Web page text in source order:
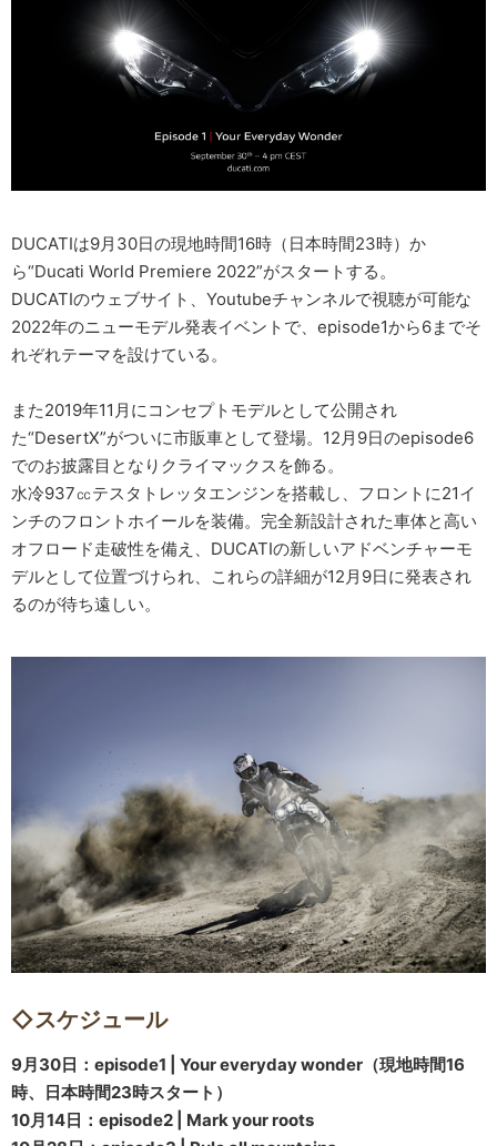
DUCATIは9月30日の現地時間16時（日本時間23時）か
ら“Ducati World Premiere 2022”がスタートする。
DUCATIのウェブサイト、Youtubeチャンネルで視聴が可能な
2022年のニューモデル発表イベントで、episode1から6までそ
れぞれテーマを設けている。
また2019年11月にコンセプトモデルとして公開され
た“DesertX”がついに市販車として登場。12月9日のepisode6
でのお披露目となりクライマックスを飾る。
水冷937㏄テスタトレッタエンジンを搭載し、フロントに21イ
ンチのフロントホイールを装備。完全新設計された車体と高い
オフロード走破性を備え、DUCATIの新しいアドベンチャーモ
デルとして位置づけられ、これらの詳細が12月9日に発表され
るのが待ち遠しい。
◇スケジュール
9月30日：episode1 | Your everyday wonder（現地時間16
時、日本時間23時スタート）
10月14日：episode2 | Mark your roots